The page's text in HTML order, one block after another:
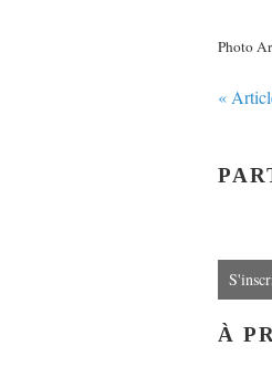
Photo
«
À